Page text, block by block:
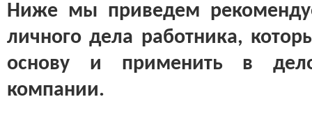
Ниже мы приведем
личного дела работника,
основу и применить в
компании.